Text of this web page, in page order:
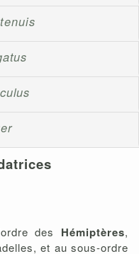
des Hémiptères,
et au sous-ordre